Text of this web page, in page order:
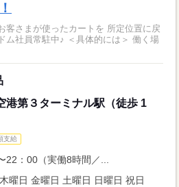
客さまが使ったカートを 所定位置に戻
港第３ターミナル駅（徒歩 1
支給
22：00（実働8時間／...
曜日 金曜日 土曜日 日曜日 祝日